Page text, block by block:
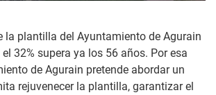
la plantilla del Ayuntamiento de Agurain
32% supera ya los 56 años. Por esa
de Agurain pretende abordar un
rejuvenecer la plantilla, garantizar el